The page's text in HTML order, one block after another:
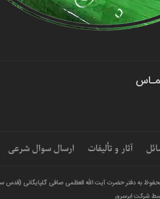
آثار و تألیفات ارسال سوال شرعی
به دفتر حضرت آیت الله العظمی صافی گلپایگانی (قدس
شرکت ابرسرور